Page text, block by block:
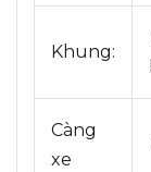
Khung:
Càng
xe